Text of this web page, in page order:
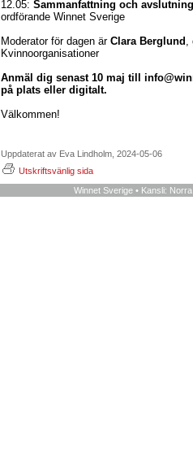
12.05: Sammanfattning och avslutning
ordförande Winnet Sverige
Moderator för dagen är Clara Berglund ,
Kvinnoorganisationer
Anmäl dig senast 10 maj till
på plats eller digitalt.
Välkommen!
Uppdaterat av Eva Lindholm, 2024-05-06
Utskriftsvänlig sida
Winnet Sverige • Kansli: